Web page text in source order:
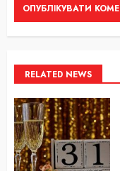
RELATED NEWS